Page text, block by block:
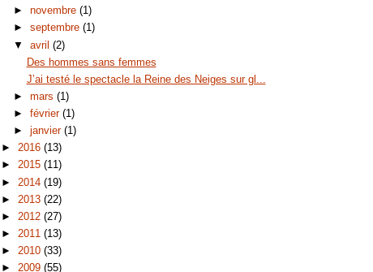
►novembre(1)
►septembre(1)
▼avril(2)
Des hommes sans femmes
J’ai testé le spectacle la Reine des Neiges sur gl...
►mars(1)
►février(1)
►janvier(1)
► 2016 (13)
► 2015 (11)
► 2014 (19)
► 2013 (22)
► 2012 (27)
► 2011 (13)
► 2010 (33)
► 2009 (55)